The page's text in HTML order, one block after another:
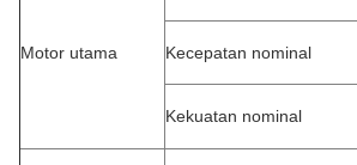
Motor utama Kecepatan nominal
Kekuatan nominal